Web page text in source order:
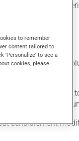
/
différent qui est
laissez simplement
le toujours avec
sensiblement
to remember
content tailored to
'Personalize' to see a
cookies, please